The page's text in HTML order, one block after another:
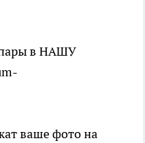
в НАШУ
ваше фото на